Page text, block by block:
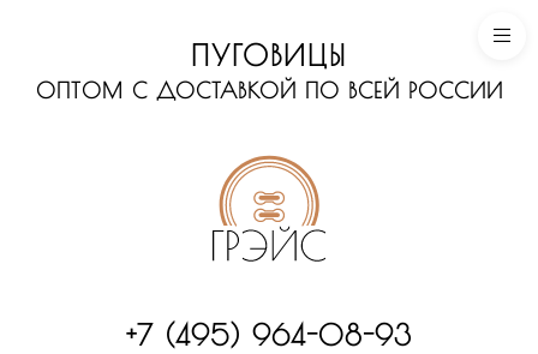
ПУГОВИЦЫ
ОПТОМ С ДОСТАВКОЙ ПО ВСЕЙ РОССИИ
+7 (495) 964-08-93